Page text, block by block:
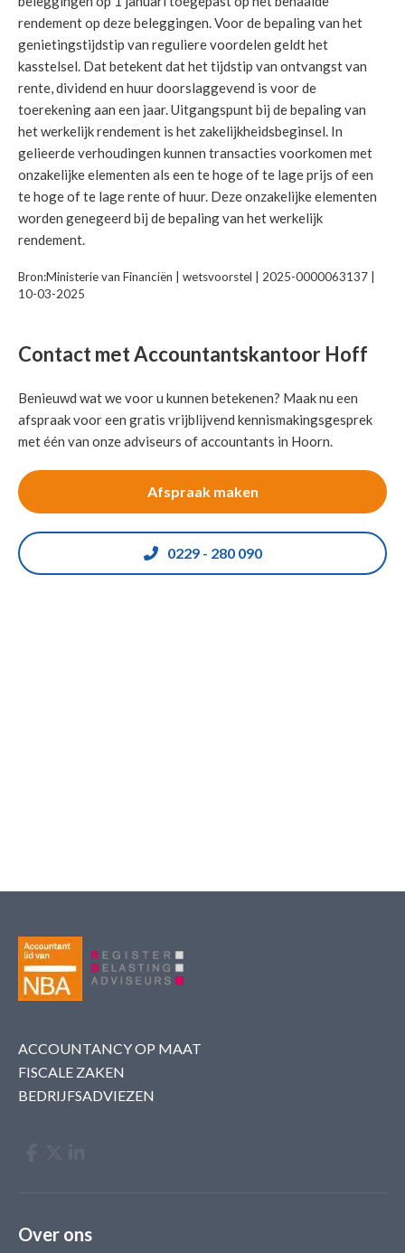
rendement op deze beleggingen. Voor de bepaling van het
genietingstijdstip van reguliere voordelen geldt het
kasstelsel. Dat betekent dat het tijdstip van ontvangst van
rente, dividend en huur doorslaggevend is voor de
toerekening aan een jaar. Uitgangspunt bij de bepaling van
het werkelijk rendement is het zakelijkheidsbeginsel. In
gelieerde verhoudingen kunnen transacties voorkomen met
onzakelijke elementen als een te hoge of te lage prijs of een
te hoge of te lage rente of huur. Deze onzakelijke elementen
worden genegeerd bij de bepaling van het werkelijk
rendement.
Bron:Ministerie van Financiën | wetsvoorstel | 2025-0000063137 |
10-03-2025
Contact met Accountantskantoor Hoff
Benieuwd wat we voor u kunnen betekenen? Maak nu een
afspraak voor een gratis vrijblijvend kennismakingsgesprek
met één van onze adviseurs of accountants in Hoorn.
Afspraak maken
0229 - 280 090
ACCOUNTANCY OP MAAT
FISCALE ZAKEN
BEDRIJFSADVIEZEN
Over ons